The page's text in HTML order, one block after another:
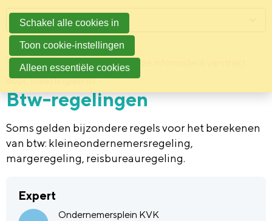
Achtergrond 17 februari 2015Deze informatie is verstrekt
door: Belastingdienst
Btw-regelingen
Soms gelden bijzondere regels voor het berekenen
van btw: kleineondernemersregeling,
margeregeling, reisbureauregeling.
Expert
Ondernemersplein KVK
Menu
Schakel alle cookies in
Toon cookie-instellingen
Alleen essentiële cookies